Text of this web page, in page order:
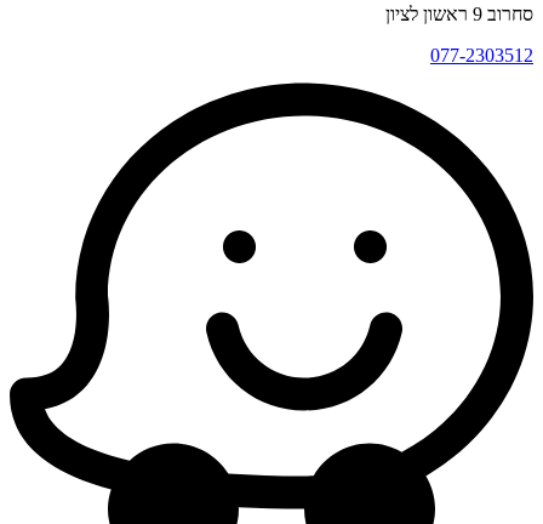
סחרוב 9 ראשון לציון
077-2303512